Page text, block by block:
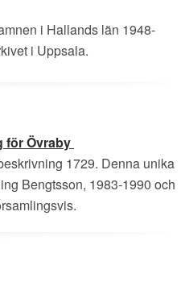
i Hallands län 1948-
i Uppsala.
för Övraby
1729. Denna unika
Bengtsson, 1983-1990 och